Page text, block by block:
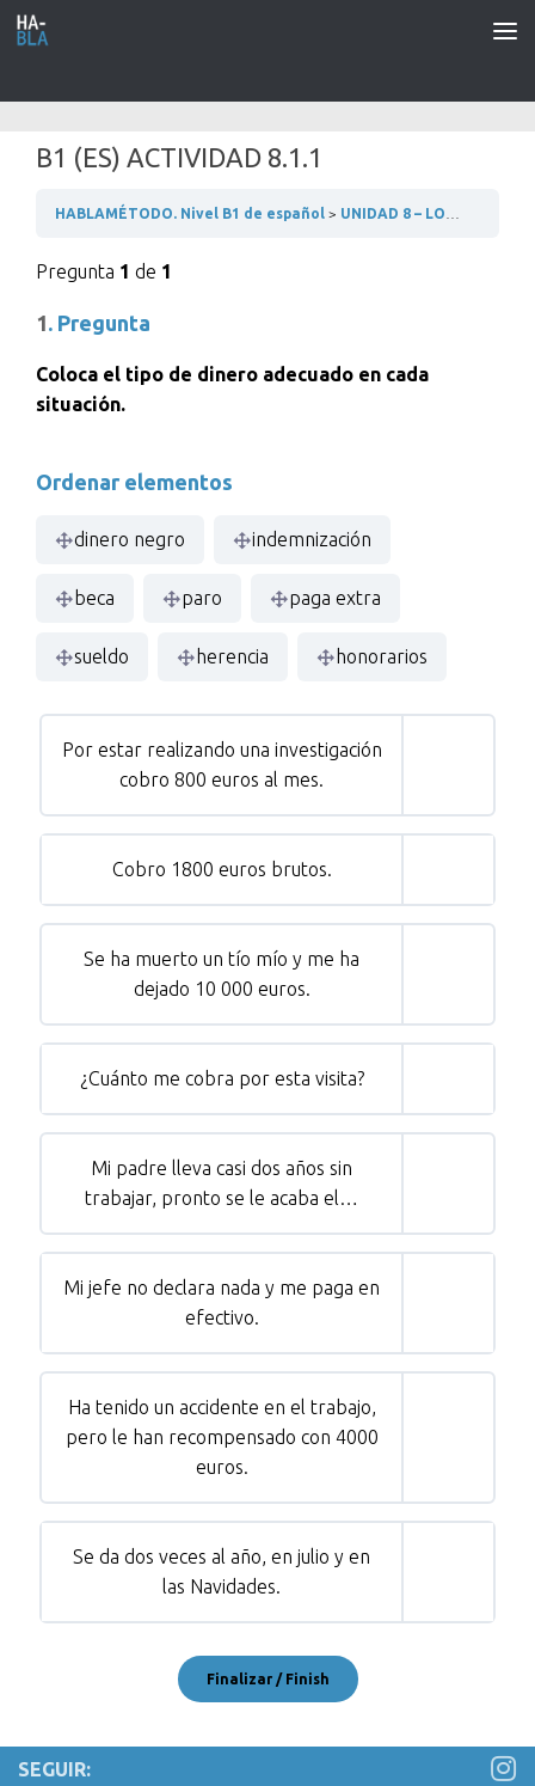
Saltar al contenido
B1 (ES) ACTIVIDAD 8.1.1
HABLAMÉTODO. Nivel B1 de español UNIDAD 8 – LOS NEGOCIOS
Pregunta 1 de 1
1. Pregunta
Coloca el tipo de dinero adecuado en cada
situación.
Ordenar elementos
dinero negro indemnización
beca paro paga extra
sueldo herencia honorarios
Por estar realizando una investigación
cobro 800 euros al mes.
Cobro 1800 euros brutos.
Se ha muerto un tío mío y me ha
dejado 10 000 euros.
¿Cuánto me cobra por esta visita?
Mi padre lleva casi dos años sin
trabajar, pronto se le acaba el…
Mi jefe no declara nada y me paga en
efectivo.
Ha tenido un accidente en el trabajo,
pero le han recompensado con 4000
euros.
Se da dos veces al año, en julio y en
las Navidades.
SEGUIR: